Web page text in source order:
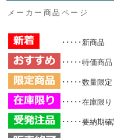
メーカー商品ページ
･････新商品
･････特価商品
･････数量限定
･････在庫限り
･････要納期確